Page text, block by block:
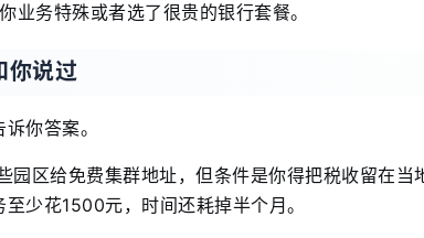
务特殊或者选了很贵的银行套餐。
你说过
你答案。
园区给免费集群地址，但条件是你得把税收留在
少花1500元，时间还耗掉半个月。